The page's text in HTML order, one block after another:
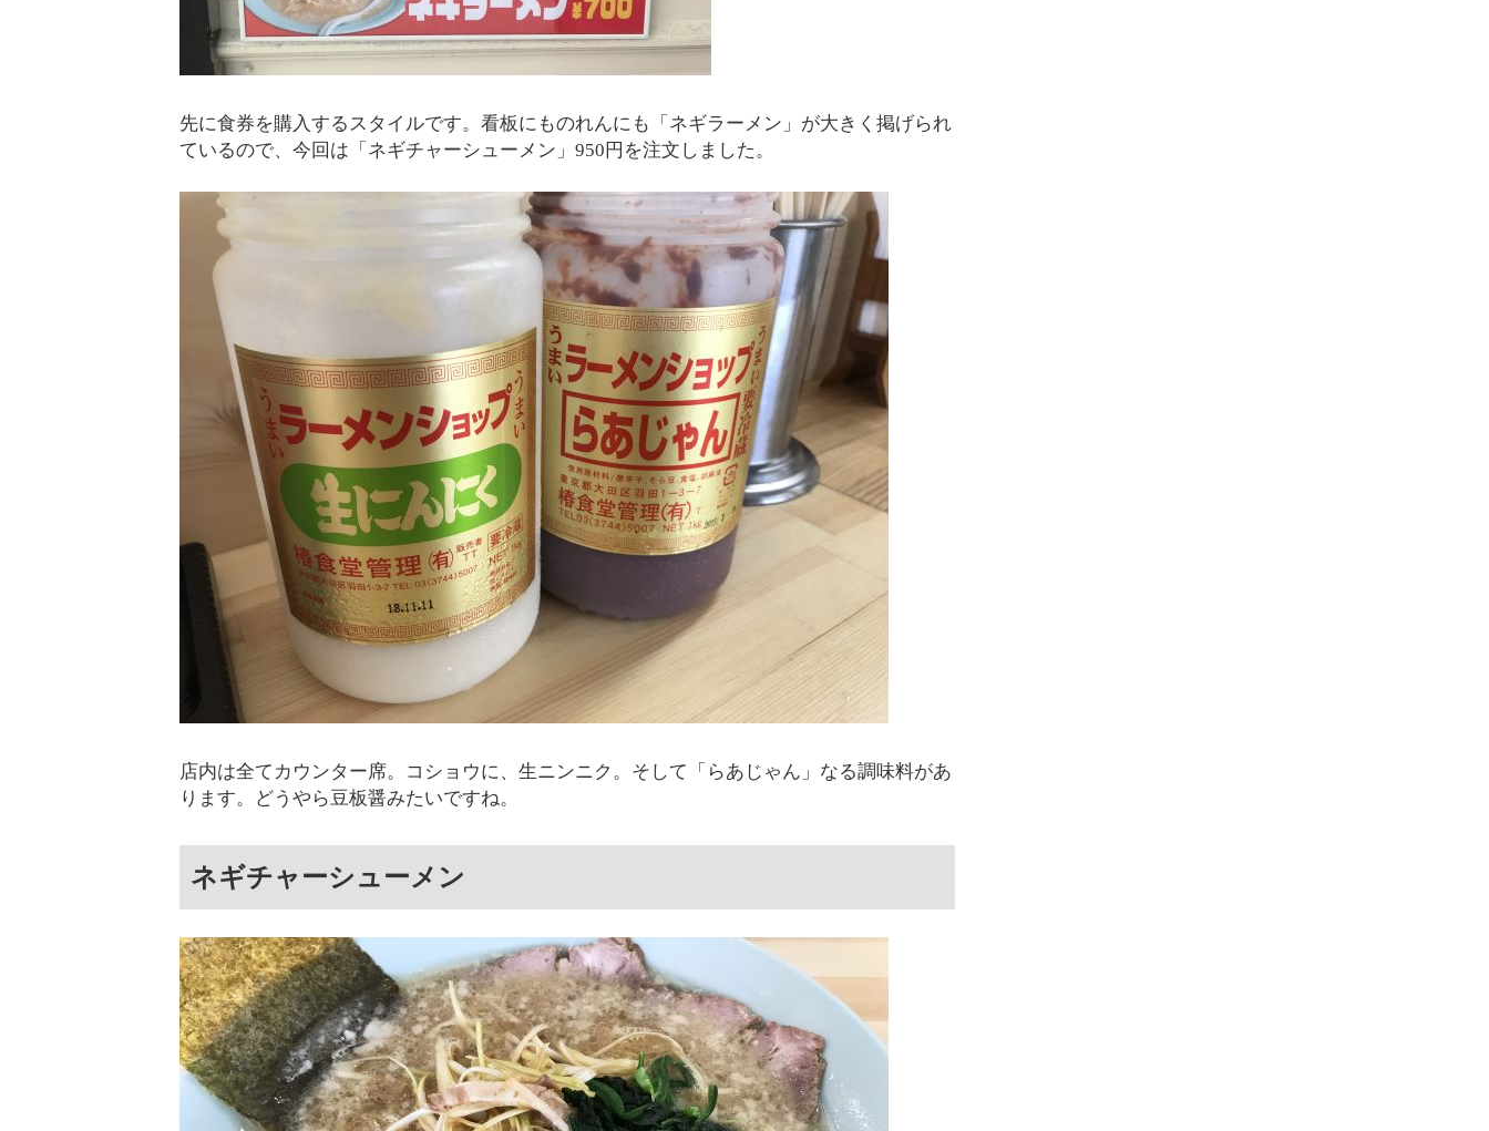
先に食券を購入するスタイルです。看板にものれんにも「ネギラーメン」が大きく掲げられ
ているので、今回は「ネギチャーシューメン」950円を注文しました。
店内は全てカウンター席。コショウに、生ニンニク。そして「らあじゃん」なる調味料があ
ります。どうやら豆板醤みたいですね。
ネギチャーシューメン